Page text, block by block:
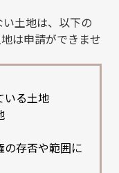
土地は、以下の
は申請ができませ
いる土地
存否や範囲に